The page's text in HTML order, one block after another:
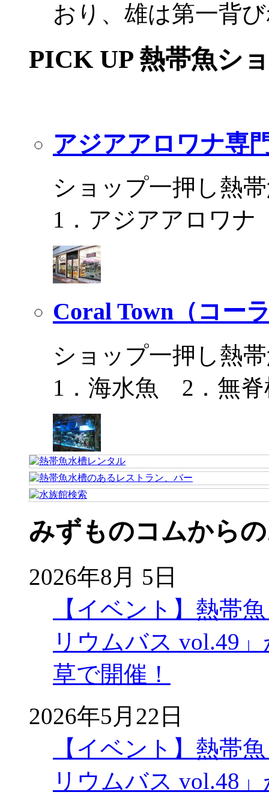
おり、雄は第一背
PICK UP 熱帯魚シ
アジアアロワナ専
ショップ一押し熱
1．アジアアロワ
Coral Town（コー
ショップ一押し熱
1．海水魚 2．無脊
みずものコムから
2026年8月 5日
【イベント】熱帯
リウムバス vol.49
草で開催！
2026年5月22日
【イベント】熱帯
リウムバス vol.48